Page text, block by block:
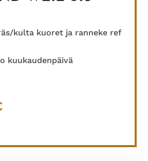
kulta kuoret ja ranneke ref
kuukaudenpäivä